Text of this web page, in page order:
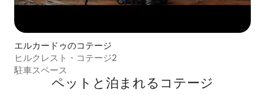
エルカードゥのコテージ
ヒルクレスト・コテージ2
駐車スペース
ペットと泊まれるコテージ